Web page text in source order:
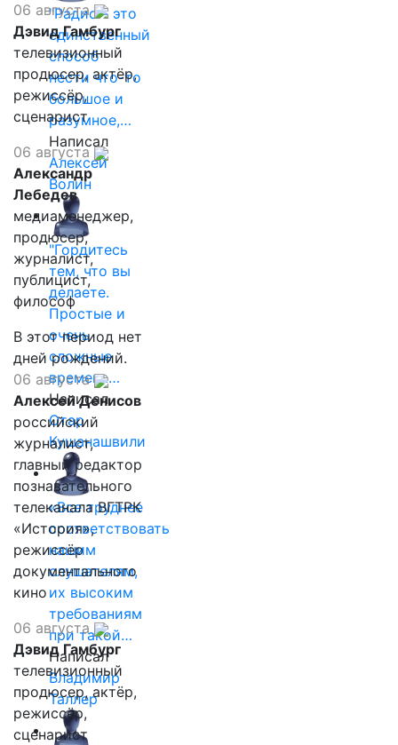
"Радио - это
единственный
способ
нести что-то
большое и
разумное,…
Написал
Алексей
Волин
"Гордитесь
тем, что вы
делаете.
Простые и
очень
сложные
времена…
Написал
Отар
Кушанашвили
«Все труднее
соответствовать
нашим
слушателям,
их высоким
требованиям
при такой…
Написал
Владимир
Таллер
06 августа
Дэвид Гамбург
телевизионный
продюсер, актёр,
режиссёр,
сценарист
06 августа
Александр
Лебедев
медиаменеджер,
продюсер,
журналист,
публицист,
философ
В этот период нет
дней рождений.
06 августа
Алексей Денисов
российский
журналист,
главный редактор
познавательного
телеканала ВГТРК
«История»,
режиссёр
документального
кино
06 августа
Дэвид Гамбург
телевизионный
продюсер, актёр,
режиссёр,
сценарист